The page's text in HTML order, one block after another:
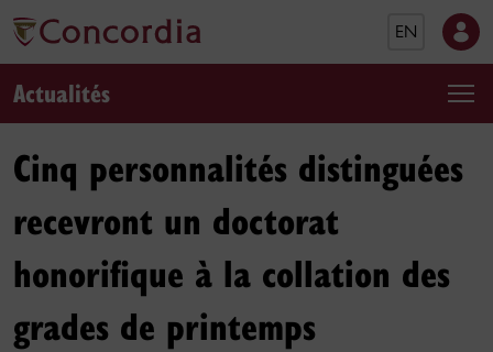
EN
Actualités
Cinq personnalités distinguées
recevront un doctorat
honorifique à la collation des
grades de printemps